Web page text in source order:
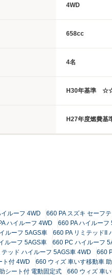
4WD
658cc
4名
H30年基準
H27年度燃費基
ルーフ 4WD
660 PA スズキ セーフ
ハイルーフ 4WD 660 PA ハイルーフ
ルーフ 5AGS車 660 PA リミテッドII
ルーフ 5AGS車 660 PC ハイルーフ
ッド ハイルーフ 5AGS車 4WD 660
ト付 4WD
660 ウィズ 車いす移動車
シート付 電動固定式 660 ウィズ 車